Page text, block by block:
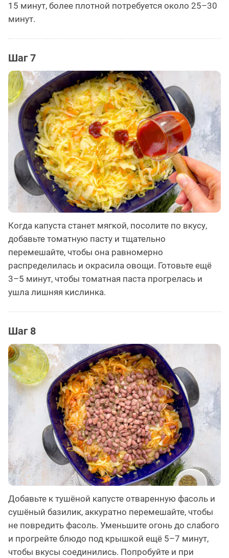
15 минут, более плотной потребуется около 25–30
минут.
Шаг 7
Когда капуста станет мягкой, посолите по вкусу,
добавьте томатную пасту и тщательно
перемешайте, чтобы она равномерно
распределилась и окрасила овощи. Готовьте ещё
3–5 минут, чтобы томатная паста прогрелась и
ушла лишняя кислинка.
Шаг 8
Добавьте к тушёной капусте отваренную фасоль и
сушёный базилик, аккуратно перемешайте, чтобы
не повредить фасоль. Уменьшите огонь до слабого
и прогрейте блюдо под крышкой ещё 5–7 минут,
чтобы вкусы соединились. Попробуйте и при